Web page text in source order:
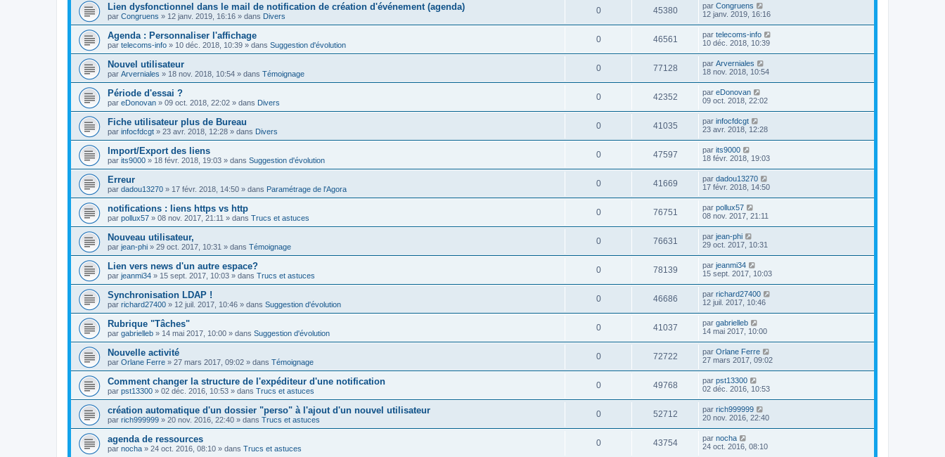
Lien dysfonctionnel dans le mail de notification de création d'événement (agenda)
par Congruens » 12 janv. 2019, 16:16 » dans Divers
0 45380 par Congruens
12 janv. 2019, 16:16
Agenda : Personnaliser l'affichage
par telecoms-info » 10 déc. 2018, 10:39 » dans Suggestion d'évolution
0 46561 par telecoms-info
10 déc. 2018, 10:39
Nouvel utilisateur
par Arverniales » 18 nov. 2018, 10:54 » dans Témoignage
0 77128 par Arverniales
18 nov. 2018, 10:54
Période d'essai ?
par eDonovan » 09 oct. 2018, 22:02 » dans Divers
0 42352 par eDonovan
09 oct. 2018, 22:02
Fiche utilisateur plus de Bureau
par infocfdcgt » 23 avr. 2018, 12:28 » dans Divers
0 41035 par infocfdcgt
23 avr. 2018, 12:28
Import/Export des liens
par its9000 » 18 févr. 2018, 19:03 » dans Suggestion d'évolution
0 47597 par its9000
18 févr. 2018, 19:03
Erreur
par dadou13270 » 17 févr. 2018, 14:50 » dans Paramétrage de l'Agora
0 41669 par dadou13270
17 févr. 2018, 14:50
notifications : liens https vs http
par pollux57 » 08 nov. 2017, 21:11 » dans Trucs et astuces
0 76751 par pollux57
08 nov. 2017, 21:11
Nouveau utilisateur,
par jean-phi » 29 oct. 2017, 10:31 » dans Témoignage
0 76631 par jean-phi
29 oct. 2017, 10:31
Lien vers news d'un autre espace?
par jeanmi34 » 15 sept. 2017, 10:03 » dans Trucs et astuces
0 78139 par jeanmi34
15 sept. 2017, 10:03
Synchronisation LDAP !
par richard27400 » 12 juil. 2017, 10:46 » dans Suggestion d'évolution
0 46686 par richard27400
12 juil. 2017, 10:46
Rubrique "Tâches"
par gabrielleb » 14 mai 2017, 10:00 » dans Suggestion d'évolution
0 41037 par gabrielleb
14 mai 2017, 10:00
Nouvelle activité
par Orlane Ferre » 27 mars 2017, 09:02 » dans Témoignage
0 72722 par Orlane Ferre
27 mars 2017, 09:02
Comment changer la structure de l'expéditeur d'une notification
par pst13300 » 02 déc. 2016, 10:53 » dans Trucs et astuces
0 49768 par pst13300
02 déc. 2016, 10:53
création automatique d'un dossier "perso" à l'ajout d'un nouvel utilisateur
par rich999999 » 20 nov. 2016, 22:40 » dans Trucs et astuces
0 52712 par rich999999
20 nov. 2016, 22:40
agenda de ressources
par nocha » 24 oct. 2016, 08:10 » dans Trucs et astuces
0 43754 par nocha
24 oct. 2016, 08:10